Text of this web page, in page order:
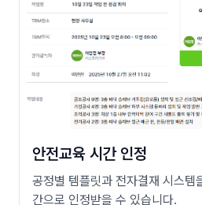
안전교육 시간 인정
공정별 템플릿과 전자결재 시스템
간으로 인정받을 수 있습니다.